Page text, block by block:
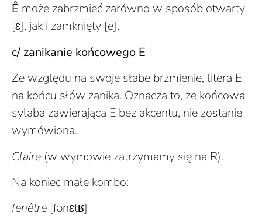
Ê może zabrzmieć zarówno w sposób otwarty
[ɛ], jak i zamknięty [e].
c/ zanikanie końcowego E
Ze względu na swoje słabe brzmienie, litera E
na końcu słów zanika. Oznacza to, że końcowa
sylaba zawierająca E bez akcentu, nie zostanie
wymówiona.
Claire (w wymowie zatrzymamy się na R).
Na koniec małe kombo:
fenêtre [fənɛtʁ]